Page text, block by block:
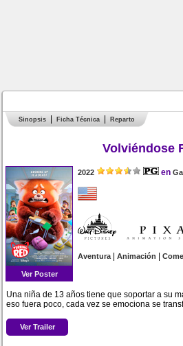
Sinopsis Ficha Técnica Reparto
Volviéndose
Ver Poster
2022 en
Aventura|Animación |
Una niña de 13 años tiene que soportar a su
eso fuera poco, cada vez se emociona se
Ver Trailer